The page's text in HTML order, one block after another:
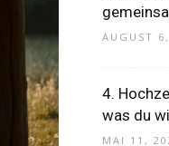
AUGUST
4.
was du
MAI 11,